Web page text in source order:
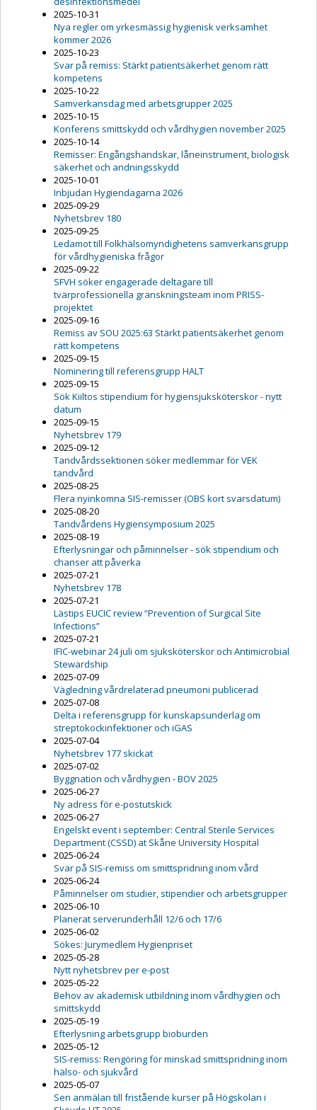
2025-10-31
Nya regler om yrkesmässig hygienisk verksamhet
kommer 2026
2025-10-23
Svar på remiss: Stärkt patientsäkerhet genom rätt
kompetens
2025-10-22
Samverkansdag med arbetsgrupper 2025
2025-10-15
Konferens smittskydd och vårdhygien november 2025
2025-10-14
Remisser: Engångshandskar, låneinstrument, biologisk
säkerhet och andningsskydd
2025-10-01
Inbjudan Hygiendagarna 2026
2025-09-29
Nyhetsbrev 180
2025-09-25
Ledamot till Folkhälsomyndighetens samverkansgrupp
för vårdhygieniska frågor
2025-09-22
SFVH söker engagerade deltagare till
tvärprofessionella granskningsteam inom PRISS-
projektet
2025-09-16
Remiss av SOU 2025:63 Stärkt patientsäkerhet genom
rätt kompetens
2025-09-15
Nominering till referensgrupp HALT
2025-09-15
Sök Kiiltos stipendium för hygiensjuksköterskor - nytt
datum
2025-09-15
Nyhetsbrev 179
2025-09-12
Tandvårdssektionen söker medlemmar för VEK
tandvård
2025-08-25
Flera nyinkomna SIS-remisser (OBS kort svarsdatum)
2025-08-20
Tandvårdens Hygiensymposium 2025
2025-08-19
Efterlysningar och påminnelser - sök stipendium och
chanser att påverka
2025-07-21
Nyhetsbrev 178
2025-07-21
Lästips EUCIC review “Prevention of Surgical Site
Infections”
2025-07-21
IFIC-webinar 24 juli om sjuksköterskor och Antimicrobial
Stewardship
2025-07-09
Vägledning vårdrelaterad pneumoni publicerad
2025-07-08
Delta i referensgrupp för kunskapsunderlag om
streptokockinfektioner och iGAS
2025-07-04
Nyhetsbrev 177 skickat
2025-07-02
Byggnation och vårdhygien - BOV 2025
2025-06-27
Ny adress för e-postutskick
2025-06-27
Engelskt event i september: Central Sterile Services
Department (CSSD) at Skåne University Hospital
2025-06-24
Svar på SIS-remiss om smittspridning inom vård
2025-06-24
Påminnelser om studier, stipendier och arbetsgrupper
2025-06-10
Planerat serverunderhåll 12/6 och 17/6
2025-06-02
Sökes: Jurymedlem Hygienpriset
2025-05-28
Nytt nyhetsbrev per e-post
2025-05-22
Behov av akademisk utbildning inom vårdhygien och
smittskydd
2025-05-19
Efterlysning arbetsgrupp bioburden
2025-05-12
SIS-remiss: Rengöring för minskad smittspridning inom
hälso- och sjukvård
2025-05-07
Sen anmälan till fristående kurser på Högskolan i